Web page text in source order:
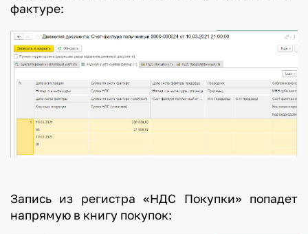
фактуре:
Запись из регистра «НДС Покупки» попадет
напрямую в книгу покупок: